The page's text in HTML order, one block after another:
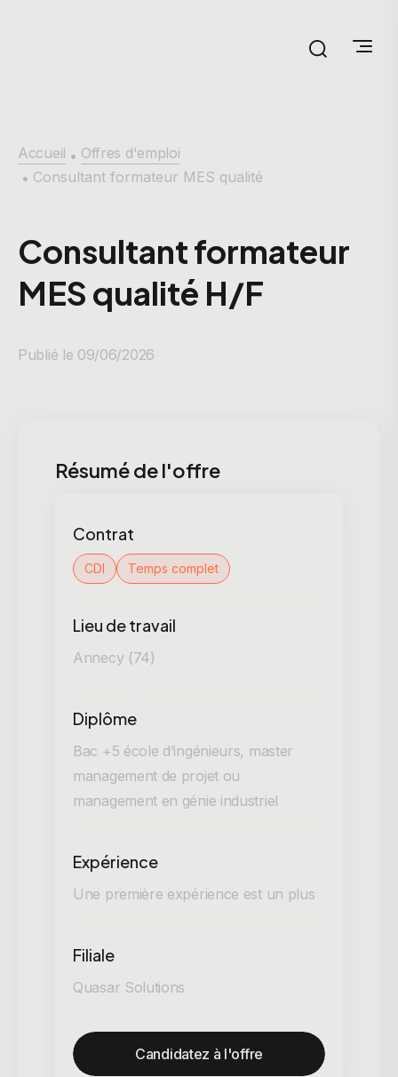
Accueil • Offres d'emploi
• Consultant formateur MES qualité
Consultant formateur
MES qualité H/F
Publié le 09/06/2026
Résumé de l'offre
Contrat
CDI Temps complet
Lieu de travail
Annecy (74)
Diplôme
Bac +5 école d’ingénieurs, master
management de projet ou
management en génie industriel
Expérience
Une première expérience est un plus
Filiale
Quasar Solutions
Candidatez à l'offre